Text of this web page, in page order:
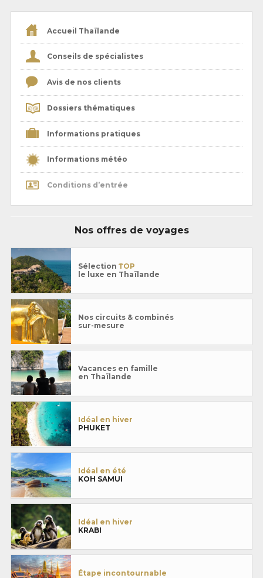
Accueil Thaïlande
Conseils de spécialistes
Avis de nos clients
Dossiers thématiques
Informations pratiques
Informations météo
Conditions d’entrée
Nos offres de voyages
Sélection TOP
le luxe en Thaïlande
Nos circuits & combinés
sur-mesure
Vacances en famille
en Thaïlande
Idéal en hiver
PHUKET
Idéal en été
KOH SAMUI
Idéal en hiver
KRABI
Étape incontournable